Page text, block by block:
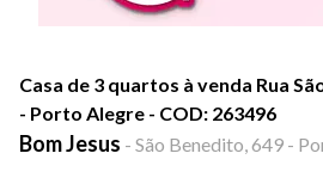
Casa de 3 quartos à venda Rua
- Porto Alegre - COD: 263496
Bom Jesus - São Benedito, 649 -